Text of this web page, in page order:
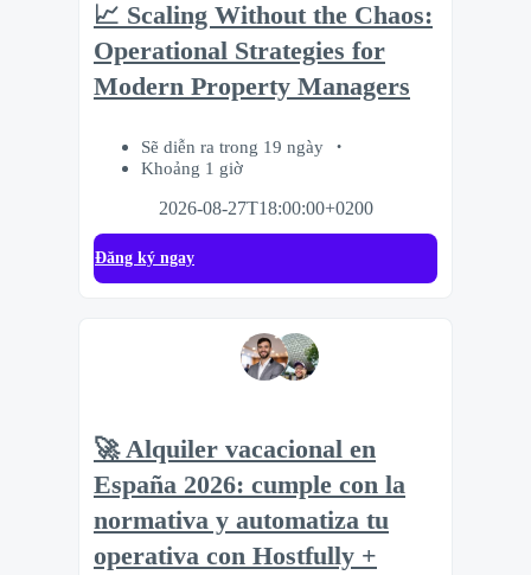
📈 Scaling Without the Chaos:
Operational Strategies for
Modern Property Managers
Sẽ diễn ra trong 19 ngày
Khoảng 1 giờ
2026-08-27T18:00:00+0200
Đăng ký ngay
🚀 Alquiler vacacional en
España 2026: cumple con la
normativa y automatiza tu
operativa con Hostfully +